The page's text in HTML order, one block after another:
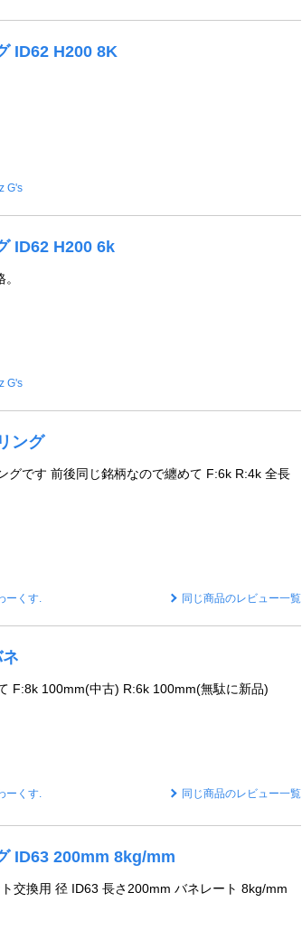
ID62 H200 8K
G's
ID62 H200 6k
G's
ング
グです 前後同じ銘柄なので纏めて F:6k R:4k 全長
ーくす. 同じ商品のレビュー一覧
F:8k 100mm(中古) R:6k 100mm(無駄に新品)
ーくす. 同じ商品のレビュー一覧
ID63 200mm 8kg/mm
交換用 径 ID63 長さ200mm バネレート 8kg/mm